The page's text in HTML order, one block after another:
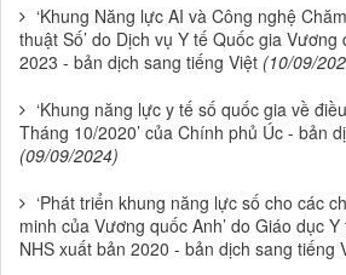
‘Khung Năng lực AI và Công nghệ
thuật Số’ do Dịch vụ Y tế Quốc gia Vương
2023 - bản dịch sang tiếng Việt (10/09/
‘Khung năng lực y tế số quốc gia về
Tháng 10/2020’ của Chính phủ Úc - bản
(09/09/2024)
‘Phát triển khung năng lực số cho các
minh của Vương quốc Anh’ do Giáo dục
NHS xuất bản 2020 - bản dịch sang tiếng